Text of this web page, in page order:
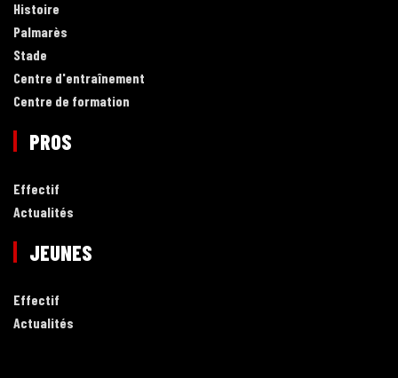
Histoire
Palmarès
Stade
Centre d'entraînement
Centre de formation
PROS
Effectif
Actualités
JEUNES
Effectif
Actualités